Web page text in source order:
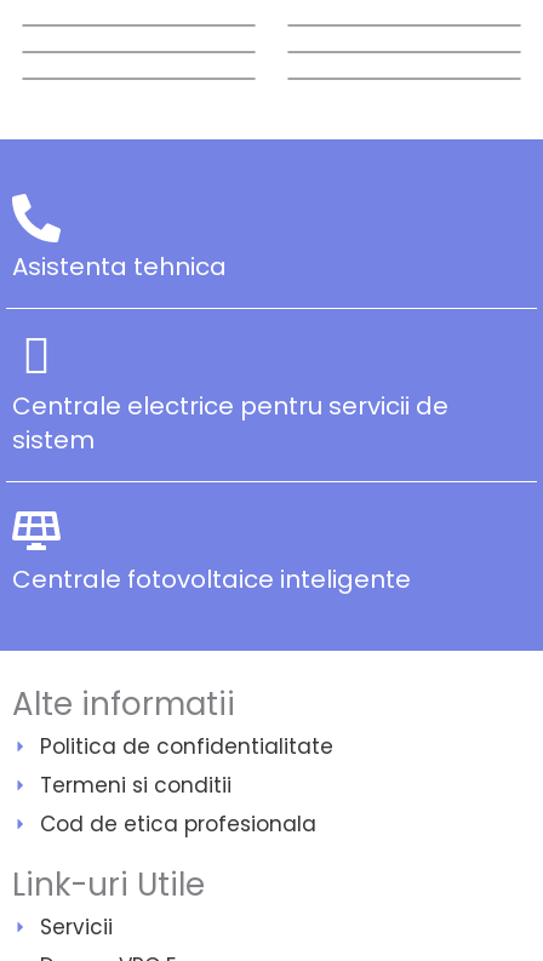
Asistenta tehnica
Centrale electrice pentru servicii de
sistem
Centrale fotovoltaice inteligente
Alte informatii
Politica de confidentialitate
Termeni si conditii
Cod de etica profesionala
Link-uri Utile
Servicii